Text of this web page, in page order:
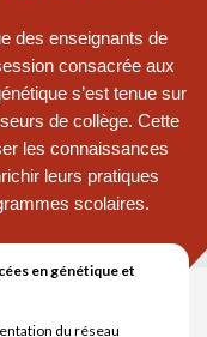
des enseignants de
consacrée aux
s’est tenue sur
de collège. Cette
les connaissances
leurs pratiques
scolaires.
en génétique et
du réseau